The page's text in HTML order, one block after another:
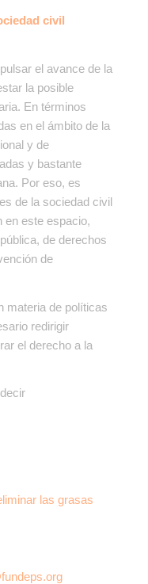
civil
el avance de la
la posible
En términos
en el ámbito de la
y de
y bastante
Por eso, es
de la sociedad civil
en este espacio,
de derechos
de
materia de políticas
redirigir
el derecho a la
las grasas